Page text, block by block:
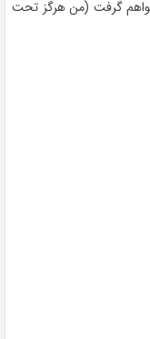
گرفت (من هرگز تحت